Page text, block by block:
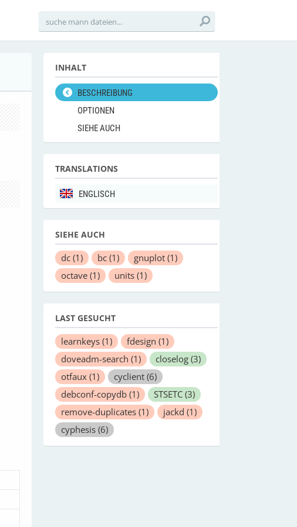
INHALT
BESCHREIBUNG
OPTIONEN
SIEHE AUCH
TRANSLATIONS
ENGLISCH
SIEHE AUCH
dc (1) bc (1) gnuplot (1)
octave (1) units (1)
LAST GESUCHT
learnkeys (1) fdesign (1)
doveadm-search (1) closelog (3)
otfaux (1) cyclient (6)
debconf-copydb (1) STSETC (3)
remove-duplicates (1) jackd (1)
cyphesis (6)